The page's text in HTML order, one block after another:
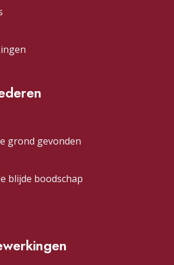
grond gevonden
blijde boodschap